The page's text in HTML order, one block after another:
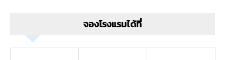
จองโรงแรมได้ที่